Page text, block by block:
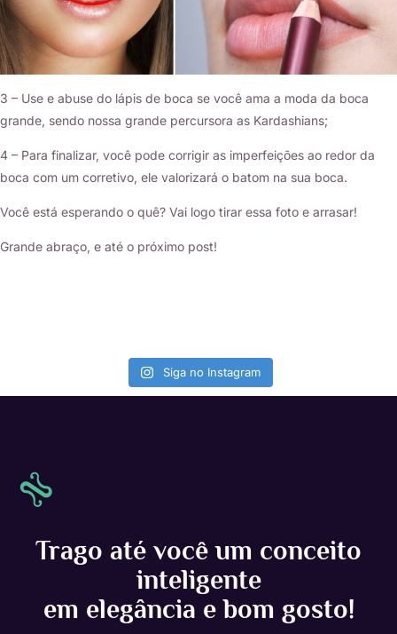
3 – Use e abuse do lápis de boca se você ama a moda da boca
grande, sendo nossa grande percursora as Kardashians;
4 – Para finalizar, você pode corrigir as imperfeições ao redor da
boca com um corretivo, ele valorizará o batom na sua boca.
Você está esperando o quê? Vai logo tirar essa foto e arrasar!
Grande abraço, e até o próximo post!
Siga no Instagram
Trago até você um conceito
inteligente
em elegância e bom gosto!